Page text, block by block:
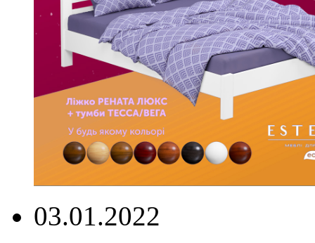
03.01.2022